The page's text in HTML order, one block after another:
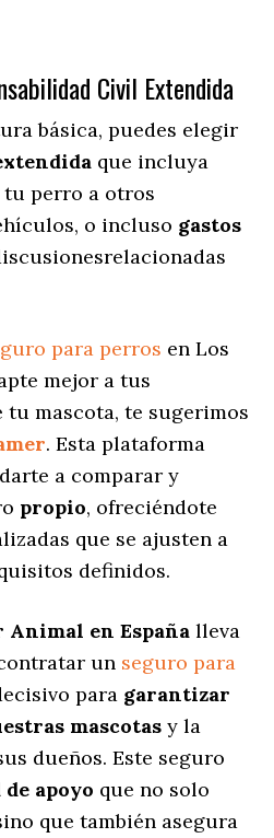
Civil Extendida
básica, puedes elegir
que incluya
tu perro a otros
o incluso gastos
para perros en Los
mejor a tus
tu mascota, te sugerimos
. Esta plataforma
a comparar y
propio, ofreciéndote
que se ajusten a
definidos.
Animal en España lleva
un seguro para
para garantizar
mascotas y la
dueños. Este seguro
de apoyo que no solo
que también asegura